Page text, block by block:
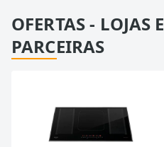
OFERTAS - LOJAS
PARCEIRAS